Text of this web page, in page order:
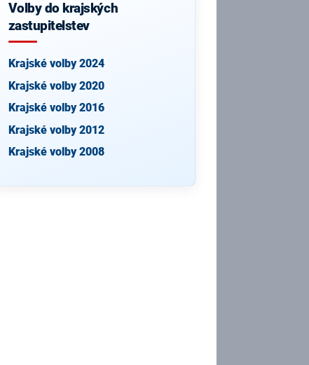
Volby do krajských
zastupitelstev
Krajské volby 2024
Krajské volby 2020
Krajské volby 2016
Krajské volby 2012
Krajské volby 2008